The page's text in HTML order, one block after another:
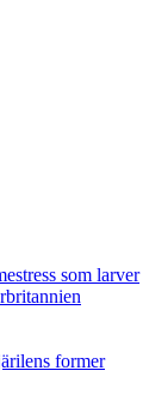
som larver
former